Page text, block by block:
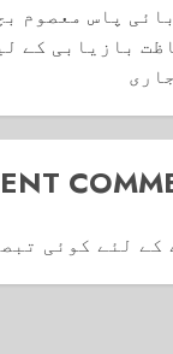
پاس معصوم
بازیابی کے
کے لئے کوئی